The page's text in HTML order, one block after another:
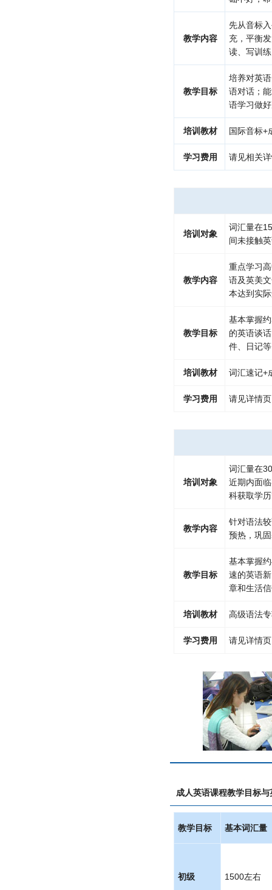
教学内容
先从音标
充，平衡
读、写训
教学目标
培养对英
语对话；
语学习做
培训教材 国际音标+
学习费用 请见相关
培训对象
词汇量在
间未接触
教学内容
重点学习
语及英美
本达到实
教学目标
基本掌握
的英语谈
件、日记
培训教材 词汇速记+
学习费用 请见详情页
培训对象
词汇量在
近期内面
科获取学
教学内容
针对语法
预热，巩
教学目标
基本掌握
速的英语
章和生活
培训教材 高级语法
学习费用 请见详情页
成人英语课程教学目标与
教学目标 基本词汇量
初级 1500左右